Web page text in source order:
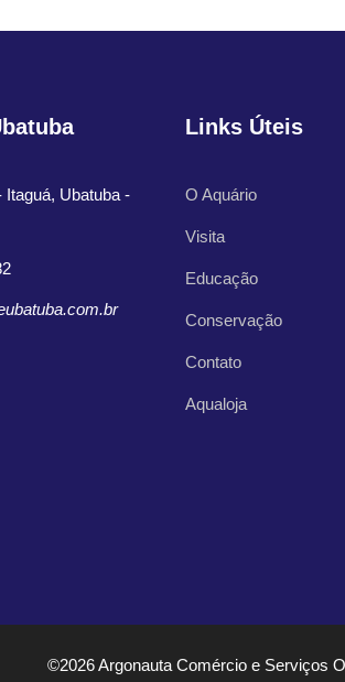
Itaguá, Ubatuba -
Links Úteis
O Aquário
Visita
Educação
Conservação
Contato
Aqualoja
©2026 Argonauta Comércio e Serviços